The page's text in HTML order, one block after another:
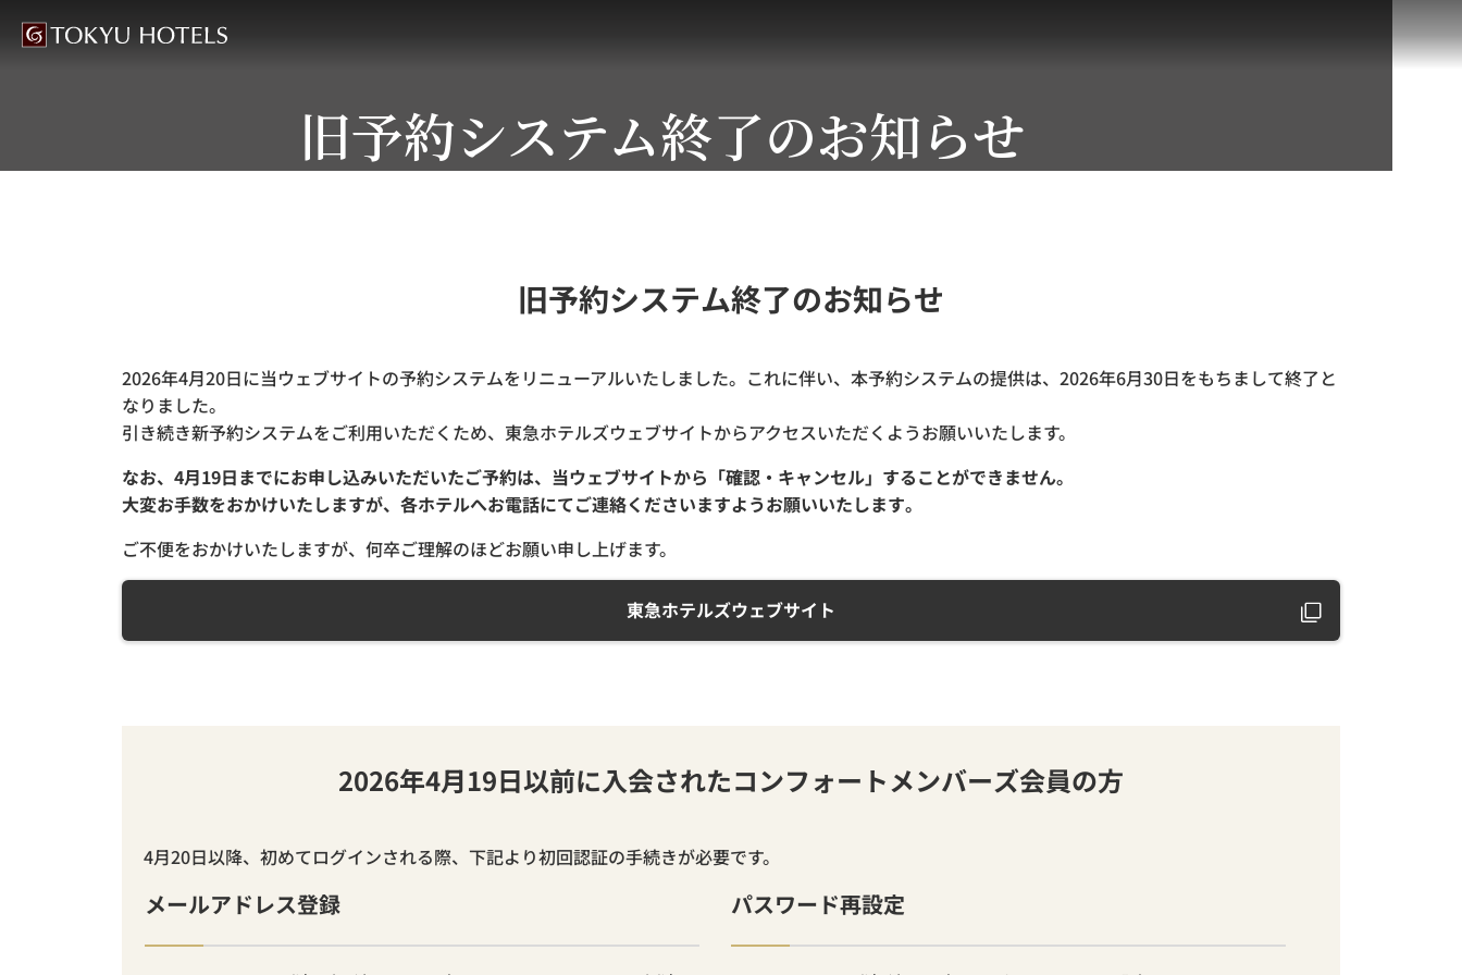
旧予約システム終了のお知らせ
旧予約システム終了のお知らせ
2026年4月20日に当ウェブサイトの予約システムをリニューアルいたしました。これに伴い、本予約システムの提供は、2026年6月30日をもちまして終了と
なりました。
引き続き新予約システムをご利用いただくため、東急ホテルズウェブサイトからアクセスいただくようお願いいたします。
なお、4月19日までにお申し込みいただいたご予約は、当ウェブサイトから「確認・キャンセル」することができません。
大変お手数をおかけいたしますが、各ホテルへお電話にてご連絡くださいますようお願いいたします。
ご不便をおかけいたしますが、何卒ご理解のほどお願い申し上げます。
東急ホテルズウェブサイト
2026年4月19日以前に入会されたコンフォートメンバーズ会員の方
4月20日以降、初めてログインされる際、下記より初回認証の手続きが必要です。
メールアドレス登録 パスワード再設定